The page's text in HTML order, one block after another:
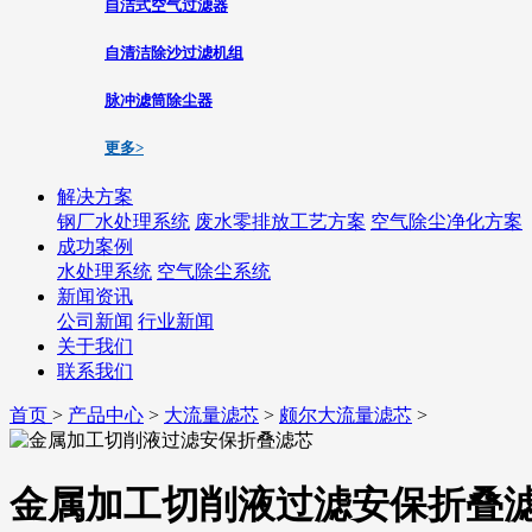
自洁式空气过滤器
自清洁除沙过滤机组
脉冲滤筒除尘器
更多>
解决方案
钢厂水处理系统 废水零排放工艺方案 空气除尘净化方案
成功案例
水处理系统 空气除尘系统
新闻资讯
公司新闻 行业新闻
关于我们
联系我们
首页 > 产品中心 > 大流量滤芯 > 颇尔大流量滤芯 >
金属加工切削液过滤安保折叠